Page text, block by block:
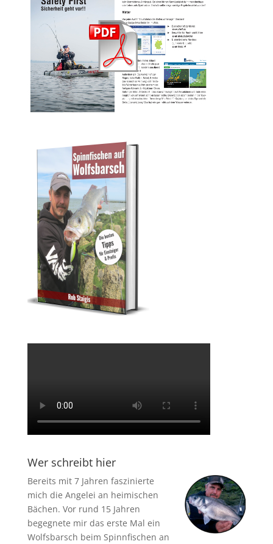
Wer schreibt hier
Bereits mit 7 Jahren faszinierte
mich die Angelei an heimischen
Bächen. Vor rund 15 Jahren
begegnete mir das erste Mal ein
Wolfsbarsch beim Spinnfischen an